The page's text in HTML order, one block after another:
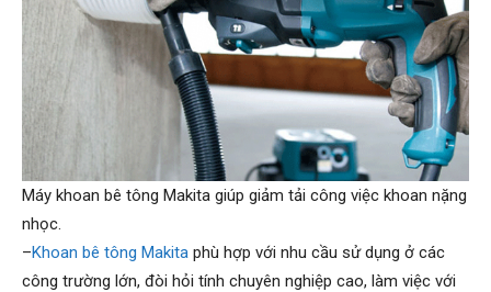
Máy khoan bê tông Makita giúp giảm tải công việc khoan nặng
nhọc.
–Khoan bê tông Makita phù hợp với nhu cầu sử dụng ở các
công trường lớn, đòi hỏi tính chuyên nghiệp cao, làm việc với